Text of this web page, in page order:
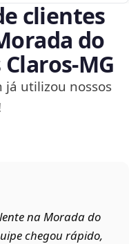
clientes
do
utilizou nossos
na Morada do
chegou rápido,